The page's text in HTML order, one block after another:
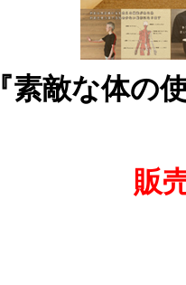
『素敵な体の
販